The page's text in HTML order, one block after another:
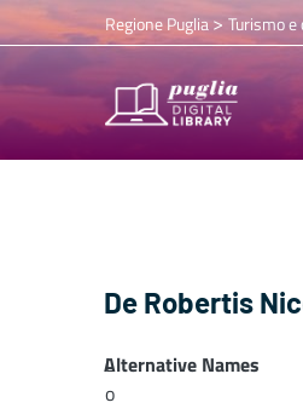
Regione Puglia> Turismo e
De Robertis
L
o
Alternative Names